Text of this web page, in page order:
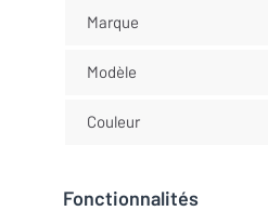
Marque
Modèle
Couleur
Fonctionnalités